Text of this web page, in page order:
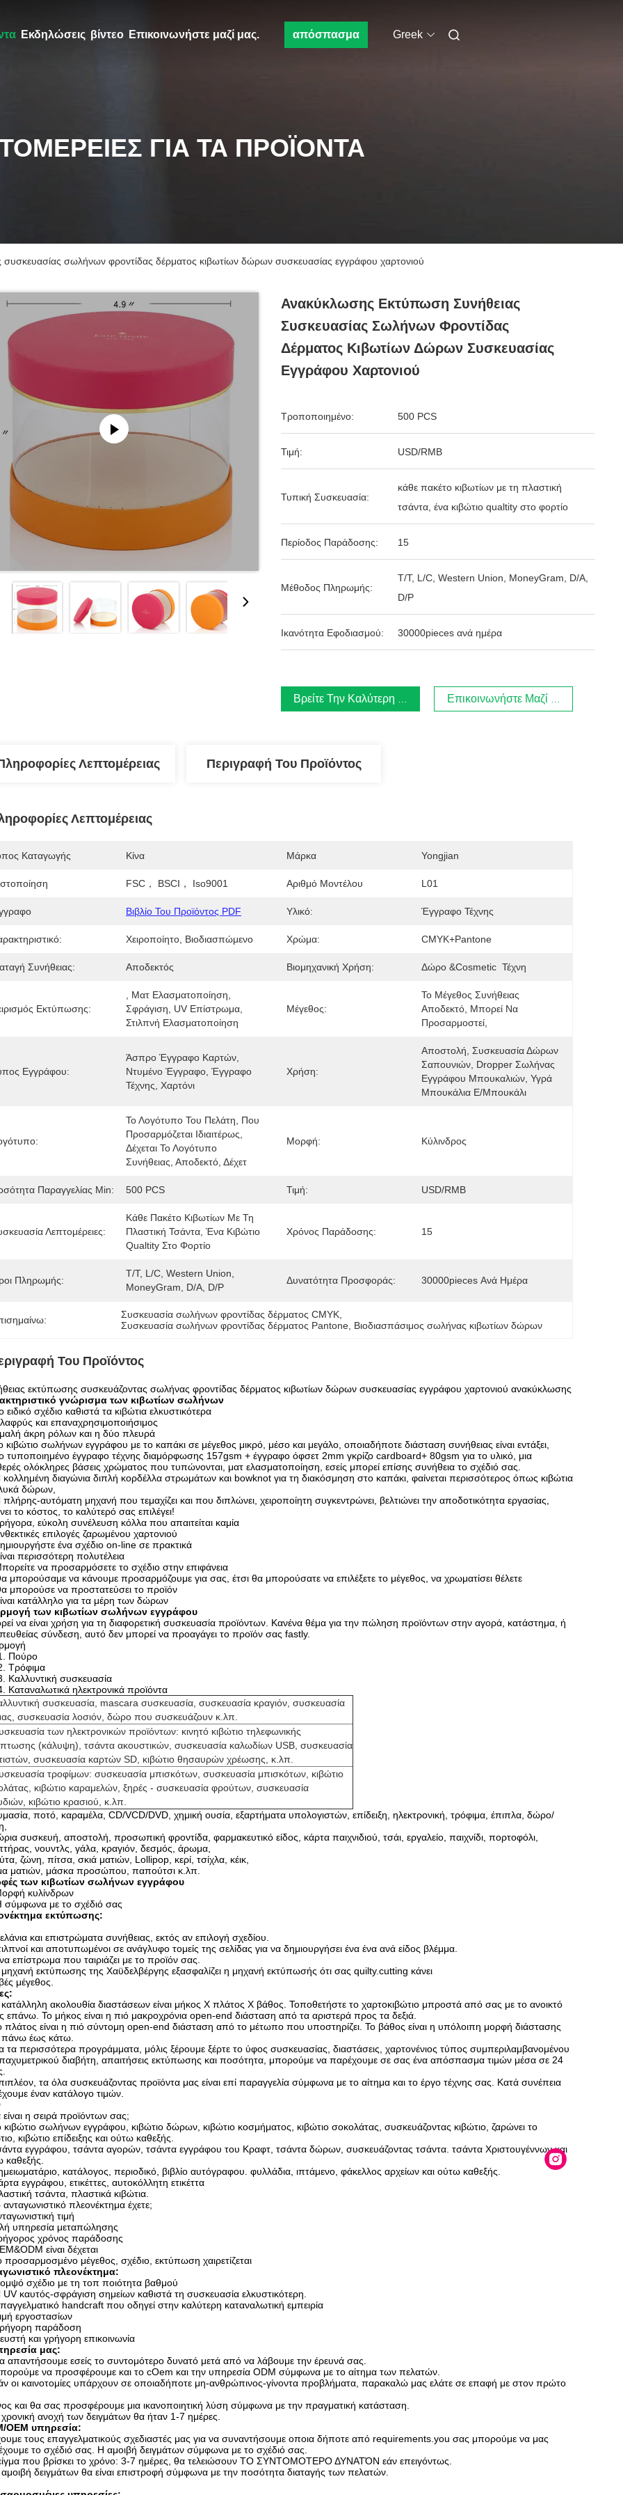
Εκδηλώσεις βίντεο Επικοινωνήστε μαζί μας. απόσπασμα Greek
ΓΙΑ ΤΑ ΠΡΟΪΌΝΤΑ
σωλήνων φροντίδας δέρματος κιβωτίων δώρων συσκευασίας εγγράφου χαρτονιού
Ανακύκλωσης Εκτύπωση Συνήθειας
Συσκευασίας Σωλήνων Φροντίδας
Δέρματος Κιβωτίων Δώρων Συσκευασίας
Εγγράφου Χαρτονιού
Τροποποιημένο: 500 PCS
Τιμή: USD/RMB
Τυπική Συσκευασία:
κάθε πακέτο κιβωτίων με τη πλαστική
τσάντα, ένα κιβώτιο qualtity στο φορτίο
Περίοδος Παράδοσης: 15
Μέθοδος Πληρωμής:
T/T, L/C, Western Union, MoneyGram, D/A,
D/P
Ικανότητα Εφοδιασμού: 30000pieces ανά ημέρα
Βρείτε Την Καλύτερη Τιμή Επικοινωνήστε Μαζί Μας.
Λεπτομέρειας Περιγραφή Του Προϊόντος
Λεπτομέρειας
Καταγωγής Κίνα Μάρκα Yongjian
FSC， BSCI， Iso9001 Αριθμό Μοντέλου L01
Βιβλίο Του Προϊόντος PDF Υλικό: Έγγραφο Τέχνης
Χειροποίητο, Βιοδιασπώμενο Χρώμα: CMYK+Pantone
Συνήθειας: Αποδεκτός Βιομηχανική Χρήση: Δώρο &Cosmetic  Τέχνη
Εκτύπωσης:
, Ματ Ελασματοποίηση,
Σφράγιση, UV Επίστρωμα,
Στιλπνή Ελασματοποίηση
Μέγεθος:
Το Μέγεθος Συνήθειας
Αποδεκτό, Μπορεί Να
Προσαρμοστεί,
Εγγράφου:
Άσπρο Έγγραφο Καρτών,
Ντυμένο Έγγραφο, Έγγραφο
Τέχνης, Χαρτόνι
Χρήση:
Αποστολή, Συσκευασία Δώρων
Σαπουνιών, Dropper Σωλήνας
Εγγράφου Μπουκαλιών, Υγρά
Μπουκάλια Ε/μπουκάλι
Το Λογότυπο Του Πελάτη, Που
Προσαρμόζεται Ιδιαιτέρως,
Δέχεται Το Λογότυπο
Συνήθειας, Αποδεκτό, Δέχετ
Μορφή: Κύλινδρος
Παραγγελίας Min: 500 PCS Τιμή: USD/RMB
Λεπτομέρειες:
Κάθε Πακέτο Κιβωτίων Με Τη
Πλαστική Τσάντα, Ένα Κιβώτιο
Qualtity Στο Φορτίο
Χρόνος Παράδοσης: 15
Πληρωμής:
T/T, L/C, Western Union,
MoneyGram, D/A, D/P
Δυνατότητα Προσφοράς: 30000pieces Ανά Ημέρα
Συσκευασία σωλήνων φροντίδας δέρματος CMYK
Συσκευασία σωλήνων φροντίδας δέρματος Pantone Βιοδιασπάσιμος σωλήνας κιβωτίων δώρων
Του Προϊόντος
εκτύπωσης συσκευάζοντας σωλήνας φροντίδας δέρματος κιβωτίων δώρων συσκευασίας εγγράφου χαρτονιού ανακύκλωσης
γνώρισμα των κιβωτίων σωλήνων
ειδικό σχέδιο καθιστά τα κιβώτια ελκυστικότερα
και επαναχρησιμοποιήσιμος
άκρη ρόλων και η δύο πλευρά
κιβώτιο σωλήνων εγγράφου με το καπάκι σε μέγεθος μικρό, μέσο και μεγάλο, οποιαδήποτε διάσταση συνήθειας είναι εντάξει,
τυποποιημένο έγγραφο τέχνης διαμόρφωσης 157gsm + έγγραφο όφσετ 2mm γκρίζο cardboard+ 80gsm για το υλικό, μια
ολόκληρες βάσεις χρώματος που τυπώνονται, ματ ελασματοποίηση, εσείς μπορεί επίσης συνήθεια το σχέδιό σας.
κολλημένη διαγώνια διπλή κορδέλλα στρωμάτων και bowknot για τη διακόσμηση στο καπάκι, φαίνεται περισσότερος όπως κιβώτια
δώρων,
πλήρης-αυτόματη μηχανή που τεμαχίζει και που διπλώνει, χειροποίητη συγκεντρώνει, βελτιώνει την αποδοτικότητα εργασίας,
το κόστος, το καλύτερό σας επιλέγει!
εύκολη συνέλευση κόλλα που απαιτείται καμία
επιλογές ζαρωμένου χαρτονιού
ένα σχέδιο on-line σε πρακτικά
περισσότερη πολυτέλεια
να προσαρμόσετε το σχέδιο στην επιφάνεια
μπορούσαμε να κάνουμε προσαρμόζουμε για σας, έτσι θα μπορούσατε να επιλέξετε το μέγεθος, να χρωματίσει θέλετε
μπορούσε να προστατεύσει το προϊόν
κατάλληλο για τα μέρη των δώρων
των κιβωτίων σωλήνων εγγράφου
να είναι χρήση για τη διαφορετική συσκευασία προϊόντων. Κανένα θέμα για την πώληση προϊόντων στην αγορά, κατάστημα, ή
σύνδεση, αυτό δεν μπορεί να προαγάγει το προϊόν σας fastly.
Πούρο
Τρόφιμα
Καλλυντική συσκευασία
Καταναλωτικά ηλεκτρονικά προϊόντα
συσκευασία, mascara συσκευασία, συσκευασία κραγιόν, συσκευασία
συσκευασία λοσιόν, δώρο που συσκευάζουν κ.λπ.
των ηλεκτρονικών προϊόντων: κινητό κιβώτιο τηλεφωνικής
(κάλυψη), τσάντα ακουστικών, συσκευασία καλωδίων USB, συσκευασία
συσκευασία καρτών SD, κιβώτιο θησαυρών χρέωσης, κ.λπ.
τροφίμων: συσκευασία μπισκότων, συσκευασία μπισκότων, κιβώτιο
κιβώτιο καραμελών, ξηρές - συσκευασία φρούτων, συσκευασία
κιβώτιο κρασιού, κ.λπ.
ποτό, καραμέλα, CD/VCD/DVD, χημική ουσία, εξαρτήματα υπολογιστών, επίδειξη, ηλεκτρονική, τρόφιμα, έπιπλα, δώρο/
συσκευή, αποστολή, προσωπική φροντίδα, φαρμακευτικό είδος, κάρτα παιχνιδιού, τσάι, εργαλείο, παιχνίδι, πορτοφόλι,
νουντλς, γάλα, κραγιόν, δεσμός, άρωμα,
ζώνη, πίτσα, σκιά ματιών, Lollipop, κερί, τσίχλα, κέικ,
ματιών, μάσκα προσώπου, παπούτσι κ.λπ.
των κιβωτίων σωλήνων εγγράφου
κυλίνδρων
σύμφωνα με το σχέδιό σας
εκτύπωσης:
και επιστρώματα συνήθειας, εκτός αν επιλογή σχεδίου.
και αποτυπωμένοι σε ανάγλυφο τομείς της σελίδας για να δημιουργήσει ένα ένα ανά είδος βλέμμα.
επίστρωμα που ταιριάζει με το προϊόν σας.
εκτύπωσης της Χαϋδελβέργης εξασφαλίζει η μηχανή εκτύπωσής ότι σας quilty.cutting κάνει
μέγεθος.
ακολουθία διαστάσεων είναι μήκος Χ πλάτος Χ βάθος. Τοποθετήστε το χαρτοκιβώτιο μπροστά από σας με το ανοικτό
επάνω. Το μήκος είναι η πιό μακροχρόνια open-end διάσταση από τα αριστερά προς τα δεξιά.
πλάτος είναι η πιό σύντομη open-end διάσταση από το μέτωπο που υποστηρίζει. Το βάθος είναι η υπόλοιπη μορφή διάστασης
έως κάτω.
τα περισσότερα προγράμματα, μόλις ξέρουμε ξέρτε το ύφος συσκευασίας, διαστάσεις, χαρτονένιος τύπος συμπεριλαμβανομένου
διαβήτη, απαιτήσεις εκτύπωσης και ποσότητα, μπορούμε να παρέχουμε σε σας ένα απόσπασμα τιμών μέσα σε 24
τα όλα συσκευάζοντας προϊόντα μας είναι επί παραγγελία σύμφωνα με το αίτημα και το έργο τέχνης σας. Κατά συνέπεια
έναν κατάλογο τιμών.
είναι η σειρά προϊόντων σας;
κιβώτιο σωλήνων εγγράφου, κιβώτιο δώρων, κιβώτιο κοσμήματος, κιβώτιο σοκολάτας, συσκευάζοντας κιβώτιο, ζαρώνει το
κιβώτιο επίδειξης και ούτω καθεξής.
εγγράφου, τσάντα αγορών, τσάντα εγγράφου του Κραφτ, τσάντα δώρων, συσκευάζοντας τσάντα. τσάντα Χριστουγέννων και
καθεξής.
κατάλογος, περιοδικό, βιβλίο αυτόγραφου. φυλλάδια, ιπτάμενο, φάκελλος αρχείων και ούτω καθεξής.
εγγράφου, ετικέττες, αυτοκόλλητη ετικέττα
τσάντα, πλαστικά κιβώτια.
ανταγωνιστικό πλεονέκτημα έχετε;
τιμή
υπηρεσία μεταπώλησης
χρόνος παράδοσης
είναι δέχεται
προσαρμοσμένο μέγεθος, σχέδιο, εκτύπωση χαιρετίζεται
πλεονέκτημα:
σχέδιο με τη τοπ ποιότητα βαθμού
UV καυτός-σφράγιση σημείων καθιστά τη συσκευασία ελκυστικότερη.
handcraft που οδηγεί στην καλύτερη καταναλωτική εμπειρία
εργοστασίων
παράδοση
και γρήγορη επικοινωνία
μας:
απαντήσουμε εσείς το συντομότερο δυνατό μετά από να λάβουμε την έρευνά σας.
να προσφέρουμε και το cOem και την υπηρεσία ODM σύμφωνα με το αίτημα των πελατών.
οι καινοτομίες υπάρχουν σε οποιαδήποτε μη-ανθρώπινος-γίνοντα προβλήματα, παρακαλώ μας ελάτε σε επαφή με στον πρώτο
και θα σας προσφέρουμε μια ικανοποιητική λύση σύμφωνα με την πραγματική κατάσταση.
ανοχή των δειγμάτων θα ήταν 1-7 ημέρες.
OEM υπηρεσία:
τους επαγγελματικούς σχεδιαστές μας για να συναντήσουμε οποια δήποτε από requirements.you σας μπορούμε να μας
το σχέδιό σας. Η αμοιβή δειγμάτων σύμφωνα με το σχέδιό σας.
που βρίσκει το χρόνο: 3-7 ημέρες, θα τελειώσουν ΤΟ ΣΥΝΤΟΜΟΤΕΡΟ ΔΥΝΑΤΌΝ εάν επειγόντως.
δειγμάτων θα είναι επιστροφή σύμφωνα με την ποσότητα διαταγής των πελατών.